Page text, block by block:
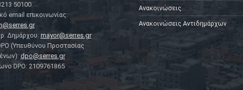
50100
email επικοινωνίας:
Δημάρχου: mayor@serres.gr
(Υπευθύνου Προστασίας
dpo@serres.gr
DPO: 2109761865
Ανακοινώσεις
Ανακοινώσεις Αντιδημάρχων